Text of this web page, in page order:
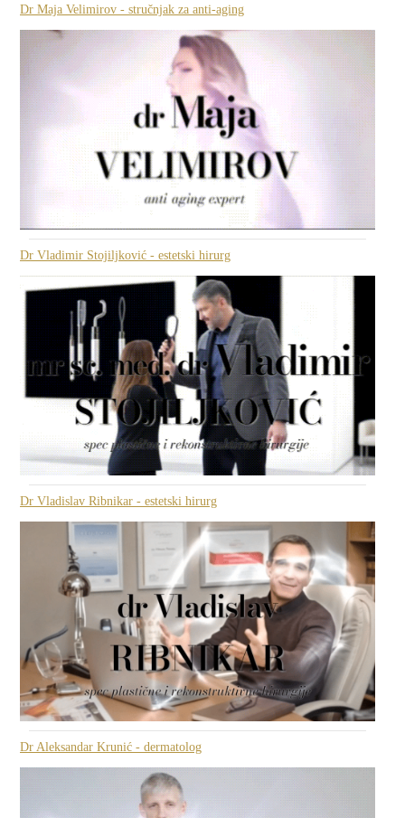
Dr Maja Velimirov - stručnjak za anti-aging
Dr Vladimir Stojiljković - estetski hirurg
Dr Vladislav Ribnikar - estetski hirurg
Dr Aleksandar Krunić - dermatolog